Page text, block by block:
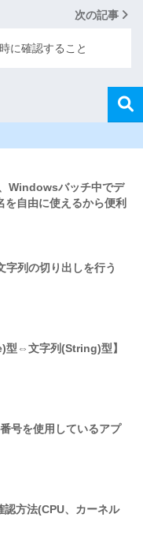
次の記事
に確認すること
Windowsバッチ中でデ
を自由に使えるから便利
列の切り出しを行う
⇔文字列(String)型】
号を使用しているアプ
方法(CPU、カーネル